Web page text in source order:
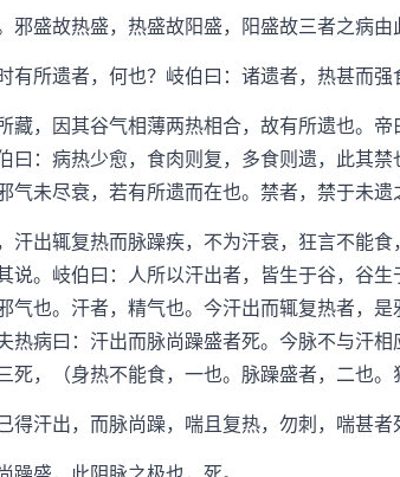
盛故热盛，热盛故阳盛，阳盛故三者之病由
所遗者，何也？岐伯曰：诸遗者，热甚而强
，因其谷气相薄两热相合，故有所遗也。帝
曰：病热少愈，食肉则复，多食则遗，此其
未尽衰，若有所遗而在也。禁者，禁于未遗
出辄复热而脉躁疾，不为汗衰，狂言不能食
说。岐伯曰：人所以汗出者，皆生于谷，谷
气也。汗者，精气也。今汗出而辄复热者，
热病曰：汗出而脉尚躁盛者死。今脉不与汗
死，（身热不能食，一也。脉躁盛者，二也。
汗出，而脉尚躁，喘且复热，勿刺，喘甚者